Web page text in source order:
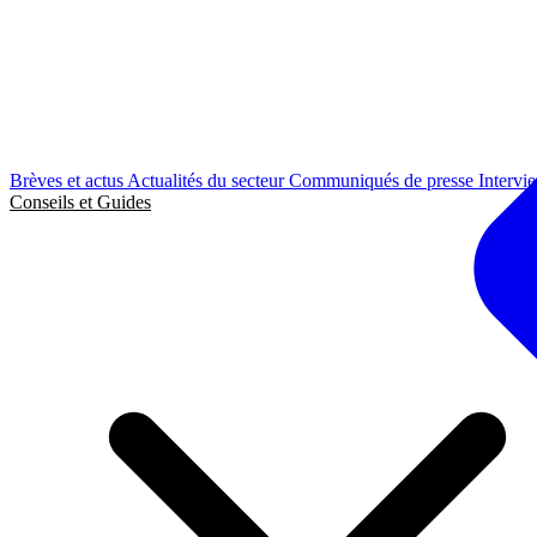
Brèves et actus Actualités du secteurCommuniqués de presse
Conseils et Guides